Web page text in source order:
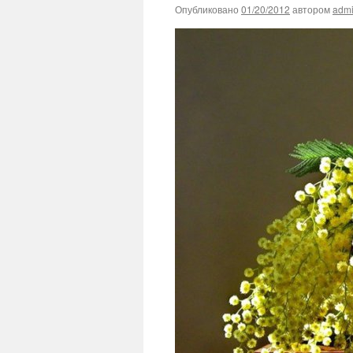
Опубликовано 01/20/2012 автором